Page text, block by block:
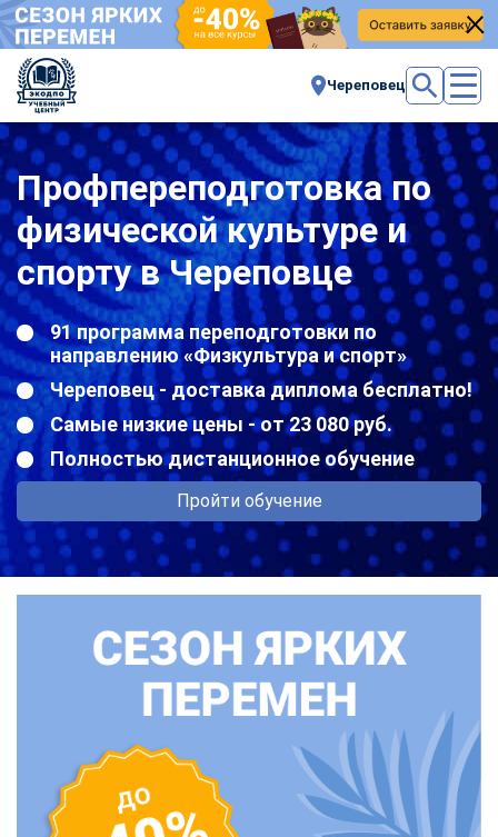
Череповец
Профпереподготовка по
физической культуре и
спорту в Череповце
91 программа переподготовки по
направлению «Физкультура и спорт»
Череповец - доставка диплома бесплатно!
Самые низкие цены - от 23 080 руб.
Полностью дистанционное обучение
Пройти обучение